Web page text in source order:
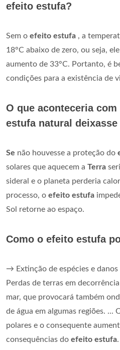
efeito estufa?
Sem o efeito estufa , a
18°C abaixo de zero, ou seja,
aumento de 33°C. Portanto, é
condições para a existência de
O que aconteceria
estufa natural
Se não houvesse a proteção do
solares que aquecem a Terra
sideral e o planeta perderia
processo, o efeito estufa
Sol retorne ao espaço.
Como o efeito estufa
→ Extinção de espécies e
Perdas de terras em
mar, que provocará também
de água em algumas regiões. ...
polares e o consequente
consequências do efeito estufa.